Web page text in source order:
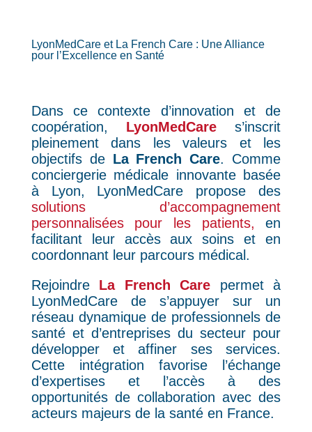
LyonMedCare et La French Care : Une Alliance
pour l’Excellence en Santé
Dans ce contexte d’innovation et de
coopération, LyonMedCare s’inscrit
pleinement dans les valeurs et les
objectifs de La French Care. Comme
conciergerie médicale innovante basée
à Lyon, LyonMedCare propose des
solutions d’accompagnement
personnalisées pour les patients, en
facilitant leur accès aux soins et en
coordonnant leur parcours médical.
Rejoindre La French Care permet à
LyonMedCare de s’appuyer sur un
réseau dynamique de professionnels de
santé et d’entreprises du secteur pour
développer et affiner ses services.
Cette intégration favorise l’échange
d’expertises et l’accès à des
opportunités de collaboration avec des
acteurs majeurs de la santé en France.